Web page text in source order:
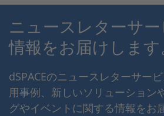
ニュースレターサ
情報をお届けします
dSPACEのニュースレターサー
用事例、新しいソリューション
グやイベントに関する情報をお